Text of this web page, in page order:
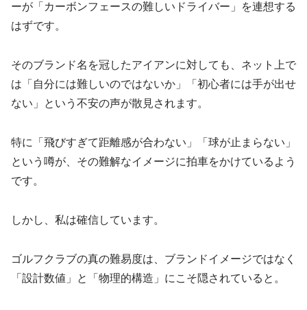
ーが「カーボンフェースの難しいドライバー」を連想する
はずです。
そのブランド名を冠したアイアンに対しても、ネット上で
は「自分には難しいのではないか」「初心者には手が出せ
ない」という不安の声が散見されます。
特に「飛びすぎて距離感が合わない」「球が止まらない」
という噂が、その難解なイメージに拍車をかけているよう
です。
しかし、私は確信しています。
ゴルフクラブの真の難易度は、ブランドイメージではなく
「設計数値」と「物理的構造」にこそ隠されていると。